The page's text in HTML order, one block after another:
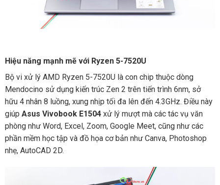
Hiệu năng mạnh mẽ với Ryzen 5-7520U
Bộ vi xử lý AMD Ryzen 5-7520U là con chip thuộc dòng
Mendocino sử dụng kiến trúc Zen 2 trên tiến trình 6nm, sở
hữu 4 nhân 8 luồng, xung nhịp tối đa lên đến 4.3GHz. Điều này
giúp Asus Vivobook E1504xử lý mượt mà các tác vụ văn
phòng như Word, Excel, Zoom, Google Meet, cũng như các
phần mềm học tập và đồ họa cơ bản như Canva, Photoshop
nhẹ, AutoCAD 2D.